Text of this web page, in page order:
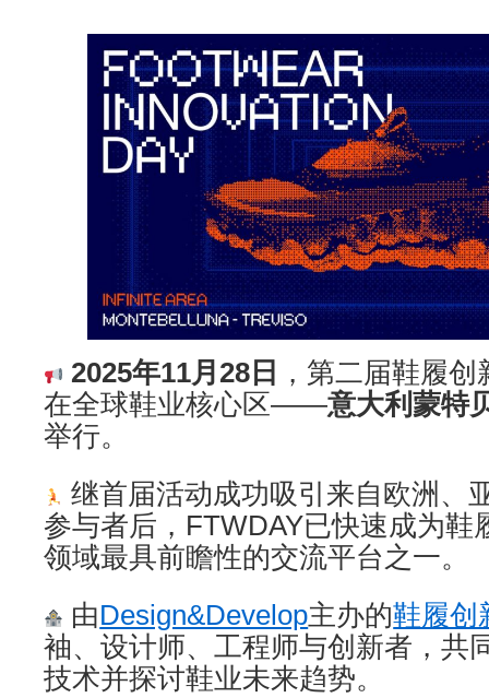
2025年11月28日
，第二届鞋履
在全球鞋业核心区——意大利蒙特
举行。
继首届活动成功吸引来自欧洲、
参与者后，FTWDAY已快速成为鞋
领域最具前瞻性的交流平台之一。
由Design&Develop主办的鞋履创
袖、设计师、工程师与创新者，共
技术并探讨鞋业未来趋势。